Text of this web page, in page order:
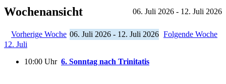
Wochenansicht 06. Juli 2026 - 12. Juli 2026
Vorherige Woche 06. Juli 2026 - 12. Juli 2026 Folgende Woche
12. Juli
10:00 Uhr 6. Sonntag nach Trinitatis